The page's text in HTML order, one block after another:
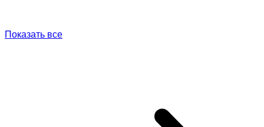
Показать все